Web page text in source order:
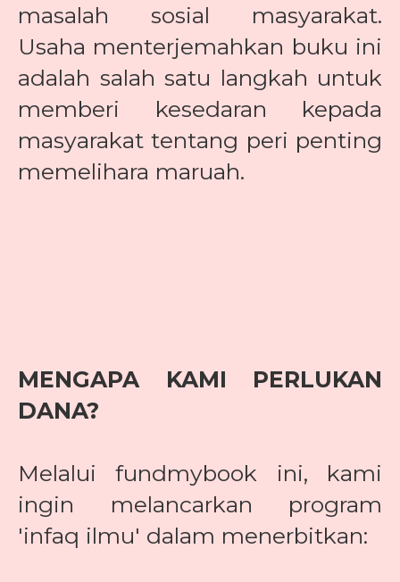
masalah sosial masyarakat.
Usaha menterjemahkan buku ini
adalah salah satu langkah untuk
memberi kesedaran kepada
masyarakat tentang peri penting
memelihara maruah.
MENGAPA KAMI PERLUKAN
DANA?
Melalui fundmybook ini, kami
ingin melancarkan program
'infaq ilmu' dalam menerbitkan: